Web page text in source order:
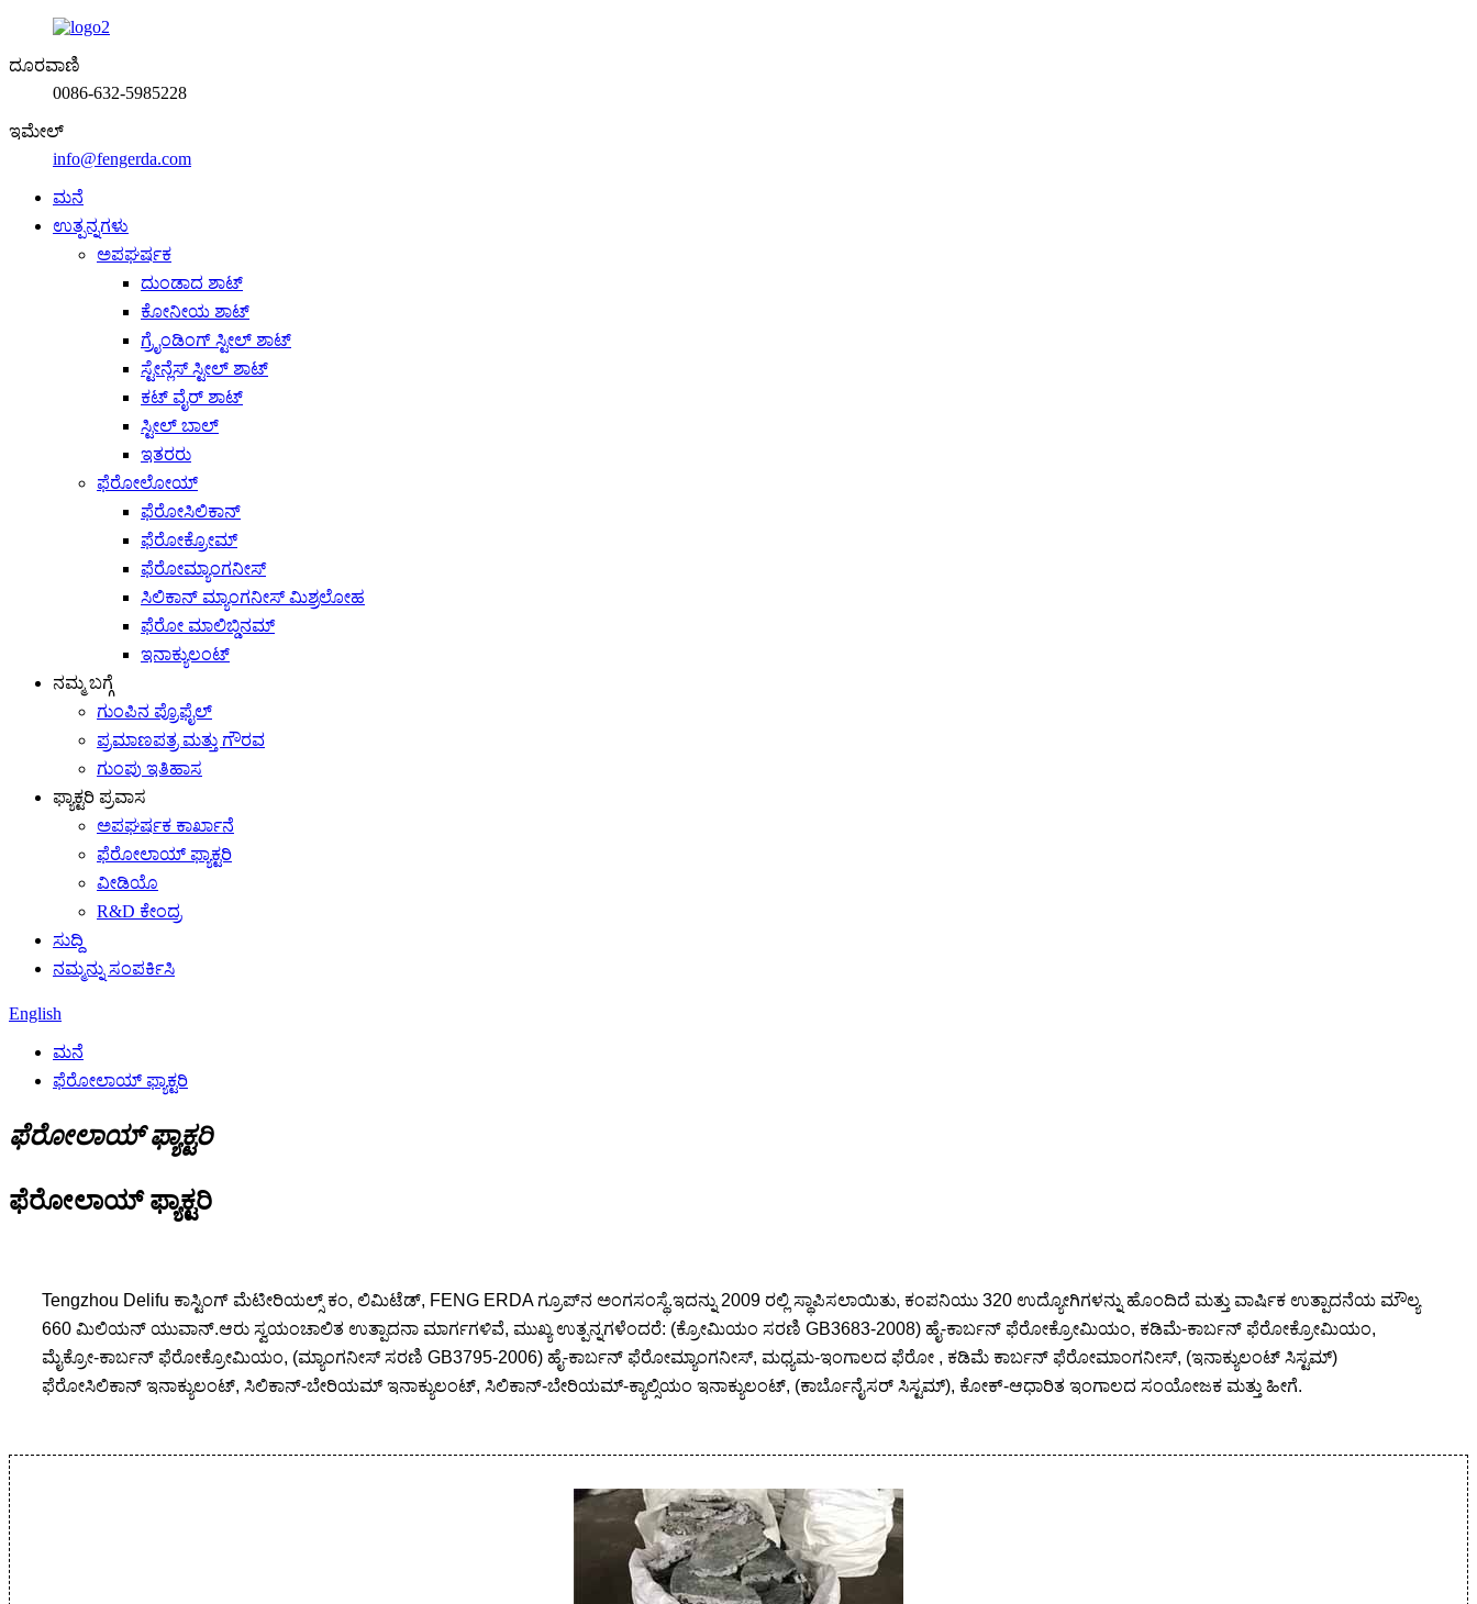
ದೂರವಾಣಿ
0086-632-5985228
ಇಮೇಲ್
info@fengerda.com
ಮನೆ
ಉತ್ಪನ್ನಗಳು
ಅಪಘರ್ಷಕ
ದುಂಡಾದ ಶಾಟ್
ಕೋನೀಯ ಶಾಟ್
ಗ್ರೈಂಡಿಂಗ್ ಸ್ಟೀಲ್ ಶಾಟ್
ಸ್ಟೇನ್ಲೆಸ್ ಸ್ಟೀಲ್ ಶಾಟ್
ಕಟ್ ವೈರ್ ಶಾಟ್
ಸ್ಟೀಲ್ ಬಾಲ್
ಇತರರು
ಫೆರೋಲೋಯ್
ಫೆರೋಸಿಲಿಕಾನ್
ಫೆರೋಕ್ರೋಮ್
ಫೆರೋಮ್ಯಾಂಗನೀಸ್
ಸಿಲಿಕಾನ್ ಮ್ಯಾಂಗನೀಸ್ ಮಿಶ್ರಲೋಹ
ಫೆರೋ ಮಾಲಿಬ್ಡಿನಮ್
ಇನಾಕ್ಯುಲಂಟ್
ನಮ್ಮ ಬಗ್ಗೆ
ಗುಂಪಿನ ಪ್ರೊಫೈಲ್
ಪ್ರಮಾಣಪತ್ರ ಮತ್ತು ಗೌರವ
ಗುಂಪು ಇತಿಹಾಸ
ಫ್ಯಾಕ್ಟರಿ ಪ್ರವಾಸ
ಅಪಘರ್ಷಕ ಕಾರ್ಖಾನೆ
ಫೆರೋಲಾಯ್ ಫ್ಯಾಕ್ಟರಿ
ವೀಡಿಯೊ
R&D ಕೇಂದ್ರ
ಸುದ್ದಿ
ನಮ್ಮನ್ನು ಸಂಪರ್ಕಿಸಿ
English
ಮನೆ
ಫೆರೋಲಾಯ್ ಫ್ಯಾಕ್ಟರಿ
ಫೆರೋಲಾಯ್ ಫ್ಯಾಕ್ಟರಿ
ಫೆರೋಲಾಯ್ ಫ್ಯಾಕ್ಟರಿ
Tengzhou Delifu ಕಾಸ್ಟಿಂಗ್ ಮೆಟೀರಿಯಲ್ಸ್ ಕಂ, ಲಿಮಿಟೆಡ್, FENG ERDA ಗ್ರೂಪ್‌ನ ಅಂಗಸಂಸ್ಥೆ.ಇದನ್ನು 2009 ರಲ್ಲಿ ಸ್ಥಾಪಿಸಲಾಯಿತು, ಕಂಪನಿಯು 320 ಉದ್ಯೋಗಿಗಳನ್ನು ಹೊಂದಿದೆ ಮತ್ತು ವಾರ್ಷಿಕ ಉತ್ಪಾದನೆಯ ಮೌಲ್ಯ
660 ಮಿಲಿಯನ್ ಯುವಾನ್.ಆರು ಸ್ವಯಂಚಾಲಿತ ಉತ್ಪಾದನಾ ಮಾರ್ಗಗಳಿವೆ, ಮುಖ್ಯ ಉತ್ಪನ್ನಗಳೆಂದರೆ: (ಕ್ರೋಮಿಯಂ ಸರಣಿ GB3683-2008) ಹೈ-ಕಾರ್ಬನ್ ಫೆರೋಕ್ರೋಮಿಯಂ, ಕಡಿಮೆ-ಕಾರ್ಬನ್ ಫೆರೋಕ್ರೋಮಿಯಂ,
ಮೈಕ್ರೋ-ಕಾರ್ಬನ್ ಫೆರೋಕ್ರೋಮಿಯಂ, (ಮ್ಯಾಂಗನೀಸ್ ಸರಣಿ GB3795-2006) ಹೈ-ಕಾರ್ಬನ್ ಫೆರೋಮ್ಯಾಂಗನೀಸ್, ಮಧ್ಯಮ-ಇಂಗಾಲದ ಫೆರೋ , ಕಡಿಮೆ ಕಾರ್ಬನ್ ಫೆರೋಮಾಂಗನೀಸ್, (ಇನಾಕ್ಯುಲಂಟ್ ಸಿಸ್ಟಮ್)
ಫೆರೋಸಿಲಿಕಾನ್ ಇನಾಕ್ಯುಲಂಟ್, ಸಿಲಿಕಾನ್-ಬೇರಿಯಮ್ ಇನಾಕ್ಯುಲಂಟ್, ಸಿಲಿಕಾನ್-ಬೇರಿಯಮ್-ಕ್ಯಾಲ್ಸಿಯಂ ಇನಾಕ್ಯುಲಂಟ್, (ಕಾರ್ಬೊನೈಸರ್ ಸಿಸ್ಟಮ್), ಕೋಕ್-ಆಧಾರಿತ ಇಂಗಾಲದ ಸಂಯೋಜಕ ಮತ್ತು ಹೀಗೆ.